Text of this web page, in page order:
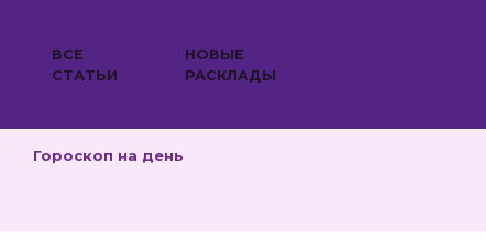
ВСЕ
СТАТЬИ
НОВЫЕ
РАСКЛАДЫ
Гороскоп на день